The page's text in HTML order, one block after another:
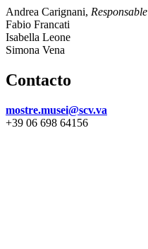
Andrea Carignani, Responsable
Fabio Francati
Isabella Leone
Simona Vena
Contacto
mostre.musei@scv.va
+39 06 698 64156